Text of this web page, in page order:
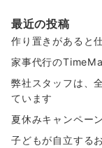
最近の投稿
作り置きがあると
家事代行の
弊社スタッフは、
ています
夏休みキャンペー
子どもが自立する